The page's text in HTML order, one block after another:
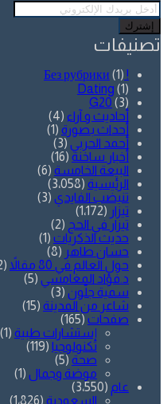
أدخل
بريدك
الإلكتروني
تصنيفات
! Без рубрики
(1)
Dating (1)
G20 (3)
أحاديث و آراء (4)
أحداث بصورة (1)
أحمد الحربي (3)
أخبار ساخنة (16)
البيعة الخامسة (6)
الرئيسية (3٬058)
تنيضب الفايدي (3)
تيزار (1٬172)
تيزار في الحج (2)
حديث الذكريات (1)
حسان طاهر (8)
حول العالم في 80 مقالاً
(2)
د.فؤاد المغامسي (5)
سمية جلّون (3)
شاعر من المدينة (15)
صفحات (165)
إستشارات طبية (1)
تكنولوجيا (119)
صحة (5)
موضة وجمال (1)
عام (3٬550)
السعودية (1٬826)